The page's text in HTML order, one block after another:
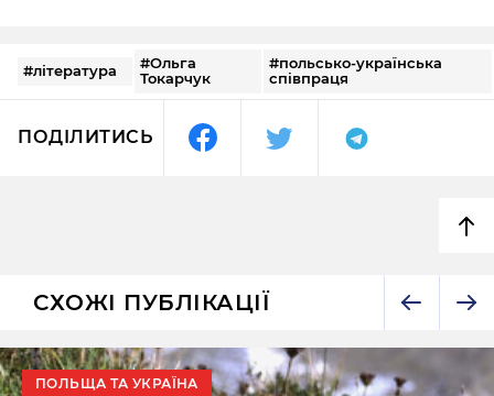
#література
#Ольга
Токарчук
#польсько-українська
співпраця
ПОДІЛИТИСЬ
СХОЖІ ПУБЛІКАЦІЇ
ПОЛЬЩА ТА УКРАЇНА